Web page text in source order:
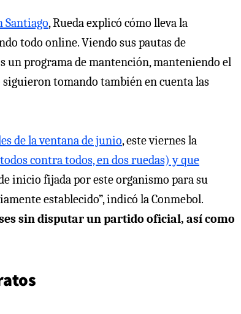
Santiago, Rueda explicó cómo lleva la
todo online. Viendo sus pautas de
un programa de mantención, manteniendo el
tomando también en cuenta las
de la ventana de junio, este viernes la
contra todos, en dos ruedas) y que
inicio fijada por este organismo para su
establecido”, indicó la Conmebol.
sin disputar un partido oficial, así como